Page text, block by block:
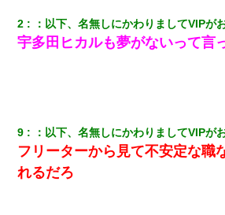
2 ： 以下、名無しにかわりましてVIPが
宇多田ヒカルも夢がないって言
9 ： 以下、名無しにかわりましてVIPが
フリーターから見て不安定な職
れるだろ